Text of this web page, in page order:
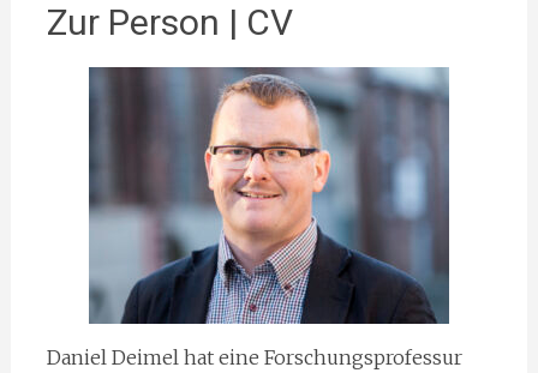
Zur Person | CV
Daniel Deimel hat eine Forschungsprofessur